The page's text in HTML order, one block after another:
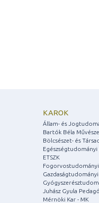
KAROK
Állam- és
Bartók Béla
Bölcsészet- és
Egészségtudományi
ETSZK
Fogorvostudományi
Gazdaságtudományi
Juhász Gyula
Mérnöki Kar - MK